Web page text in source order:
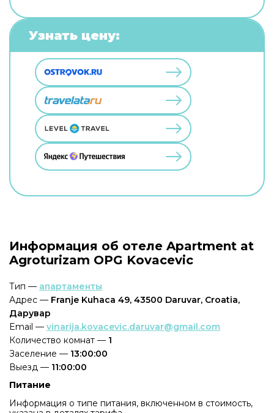
Узнать цену:
Информация об отеле Apartment at
Agroturizam OPG Kovacevic
Тип — апартаменты
Адрес — Franje Kuhaca 49, 43500 Daruvar, Croatia,
Дарувар
Email — vinarija.kovacevic.daruvar@gmail.com
Количество комнат — 1
Заселение — 13:00:00
Выезд — 11:00:00
Питание
Информация о типе питания, включенном в стоимость,